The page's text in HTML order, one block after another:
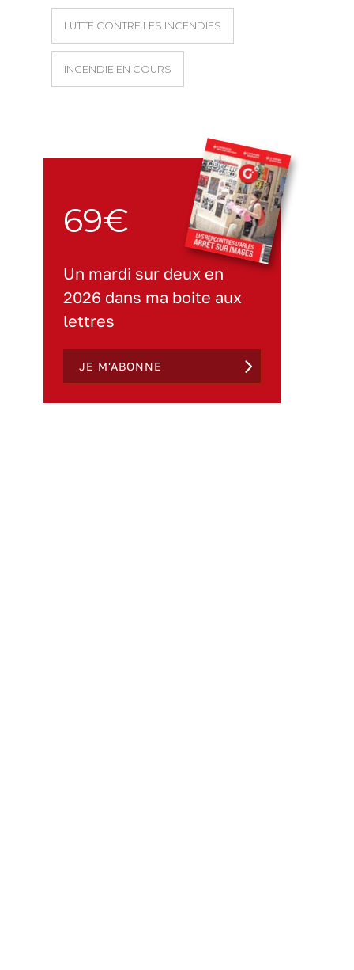
LUTTE CONTRE LES INCENDIES
INCENDIE EN COURS
69€
Un mardi sur deux en
2026 dans ma boite aux
lettres
JE M'ABONNE